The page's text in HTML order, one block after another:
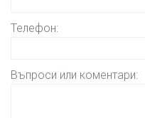
Телефон:
Въпроси или коментари: